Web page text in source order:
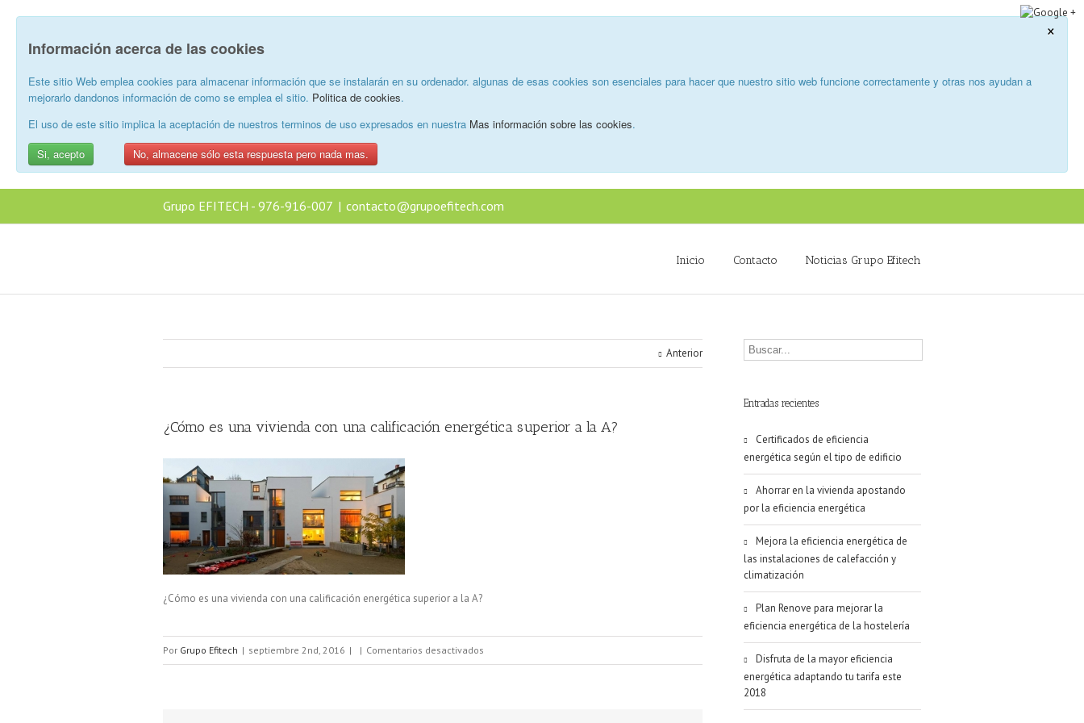
×
Información acerca de las cookies
Este sitio Web emplea cookies para almacenar información que se instalarán en su ordenador. algunas de esas cookies son esenciales para hacer que nuestro sitio web funcione correctamente y otras nos ayudan a
mejorarlo dandonos información de como se emplea el sitio. Politica de cookies.
El uso de este sitio implica la aceptación de nuestros terminos de uso expresados en nuestra Mas información sobre las cookies.
Si, acepto
No, almacene sólo esta respuesta pero nada mas.
Grupo EFITECH - 976-916-007 | contacto@grupoefitech.com
Inicio Contacto Noticias Grupo Efitech
Anterior
¿Cómo es una vivienda con una calificación energética superior a la A?
¿Cómo es una vivienda con una calificación energética superior a la A?
Por Grupo Efitech | septiembre 2nd, 2016 | | Comentarios desactivados
Entradas recientes
Certificados de eficiencia
energética según el tipo de edificio
Ahorrar en la vivienda apostando
por la eficiencia energética
Mejora la eficiencia energética de
las instalaciones de calefacción y
climatización
Plan Renove para mejorar la
eficiencia energética de la hostelería
Disfruta de la mayor eficiencia
energética adaptando tu tarifa este
2018